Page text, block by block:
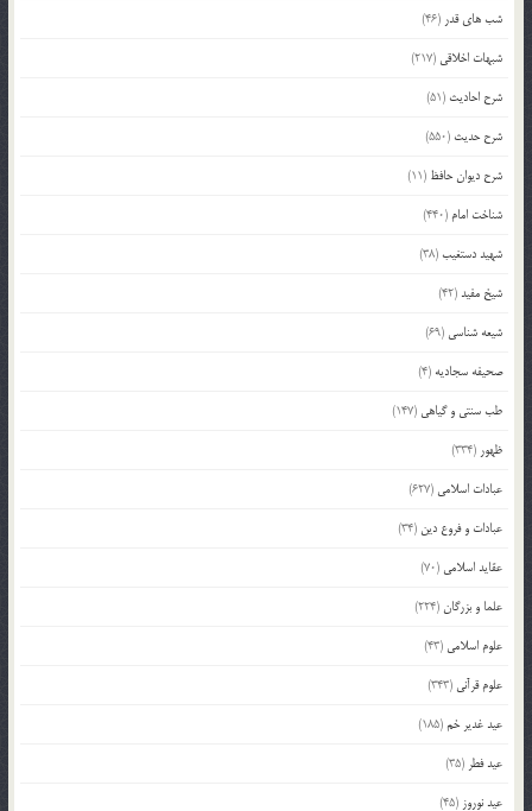
شب های قدر (46)
شبهات اخلاقی (217)
شرح احادیث (51)
شرح حدیث (550)
شرح دیوان حافظ (11)
شناخت امام (440)
شهید دستغیب(38)
شیخ مفید(42)
شیعه شناسی (69)
صحیفه سجادیه (4)
طب سنتی و گیاهی (147)
ظهور (334)
عبادات اسلامی (627)
عبادات و فروع دین (34)
عقاید اسلامی (70)
علما و بزرگان(224)
علوم اسلامی (43)
علوم قرآنی (343)
عید غدیر خم(185)
عید فطر (35)
عید نوروز (45)